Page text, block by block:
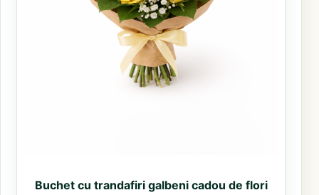
Buchet cu trandafiri galbeni cadou de flori